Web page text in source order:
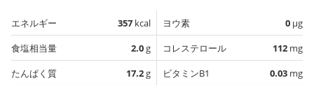
エネルギー 357 kcal
食塩相当量
2.0g
たんぱく質
17.2g
ヨウ素 0 µg
コレステロール
112 mg
ビタミンB1
0.03 mg